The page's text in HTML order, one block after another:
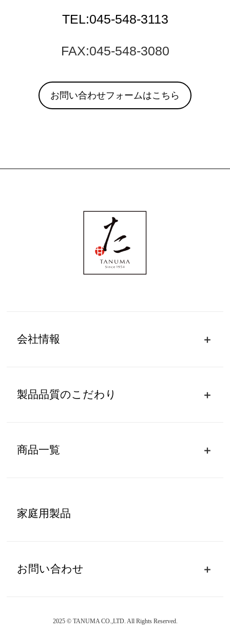
TEL:045-548-3113
FAX:045-548-3080
お問い合わせフォームはこちら
会社情報
製品品質のこだわり
商品一覧
家庭用製品
お問い合わせ
2025 © TANUMA CO.,LTD. All Rights Reserved.